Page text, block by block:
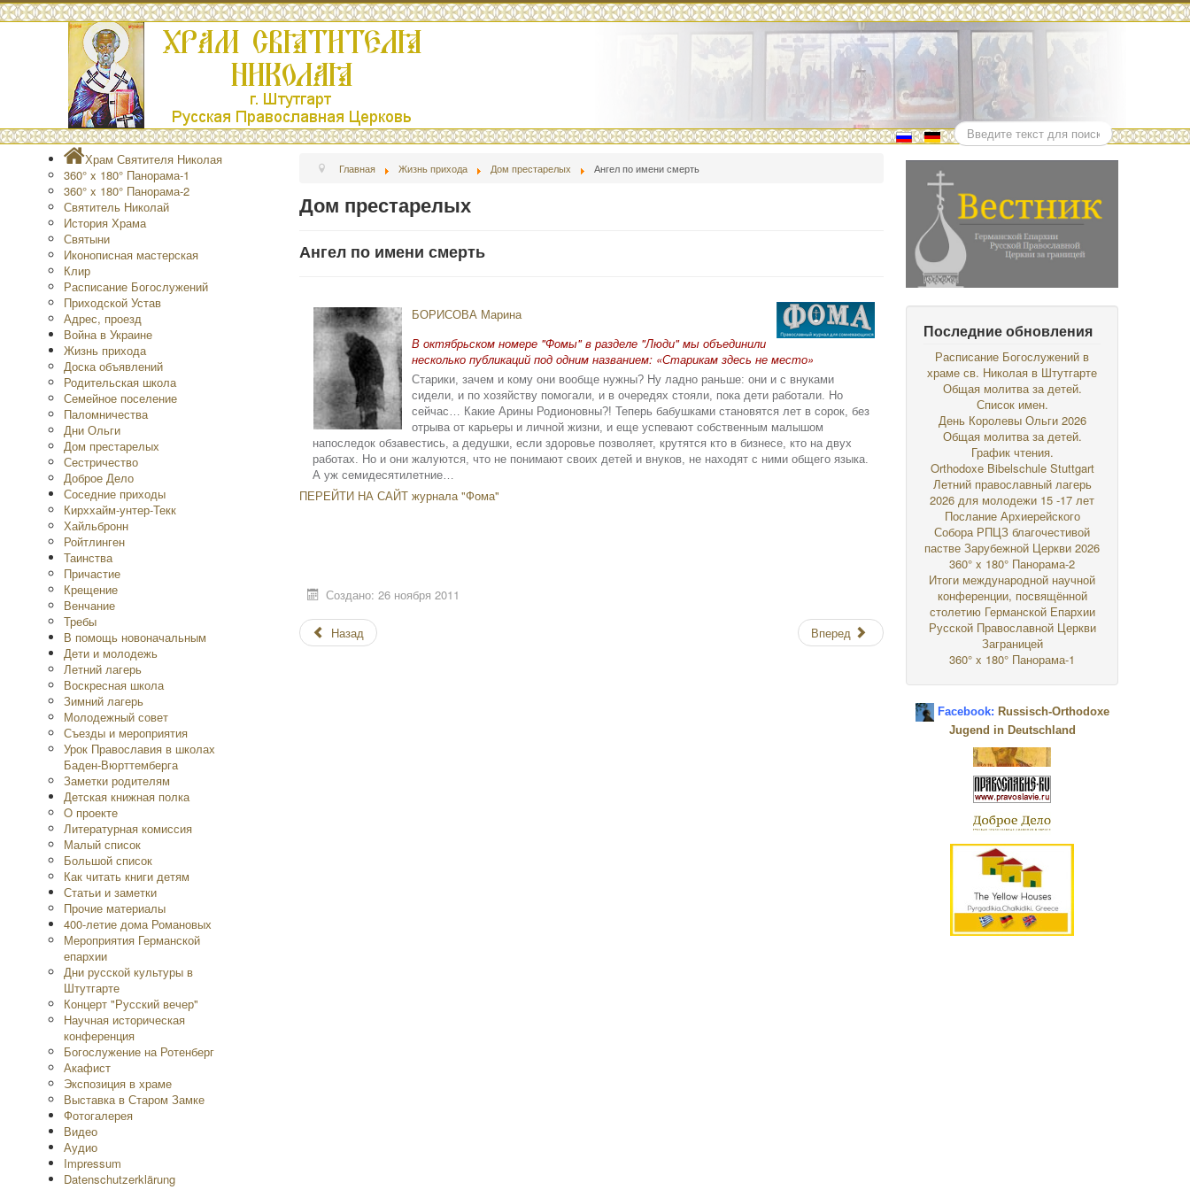
Поиск
Храм Святителя Николая
360° x 180° Панорама-1
360° x 180° Панорама-2
Святитель Николай
История Храма
Святыни
Иконописная мастерская
Клир
Расписание Богослужений
Приходской Устав
Адрес, проезд
Война в Украине
Жизнь прихода
Доска объявлений
Родительская школа
Семейное поселение
Паломничества
Дни Ольги
Дом престарелых
Сестричество
Доброе Дело
Соседние приходы
Кирххайм-унтер-Текк
Хайльбронн
Ройтлинген
Таинства
Причастие
Крещение
Венчание
Требы
В помощь новоначальным
Дети и молодежь
Летний лагерь
Воскресная школа
Зимний лагерь
Молодежный совет
Съезды и мероприятия
Урок Православия в школах
Баден-Вюрттемберга
Заметки родителям
Детская книжная полка
O проекте
Литературная комиссия
Малый список
Большой список
Как читать книги детям
Статьи и заметки
Прочие материалы
400-летие дома Романовых
Мероприятия Германской
епархии
Дни русской культуры в
Штутгарте
Концерт "Русский вечер"
Научная историческая
конференция
Богослужение на Ротенберг
Акафист
Экспозиция в храме
Выставка в Старом Замке
Фотогалерея
Видео
Аудио
Impressum
Datenschutzerklärung
Главная Жизнь прихода Дом престарелых Ангел по имени смерть
Дом престарелых
Ангел по имени смерть
БОРИСОВА Марина
В октябрьском номере "Фомы" в разделе "Люди" мы объединили
несколько публикаций под одним названием: «Старикам здесь не место»
Старики, зачем и кому они вообще нужны? Ну ладно раньше: они и с внуками
сидели, и по хозяйству помогали, и в очередях стояли, пока дети работали. Но
сейчас… Какие Арины Родионовны?! Теперь бабушками становятся лет в сорок, без
отрыва от карьеры и личной жизни, и еще успевают собственным малышом
напоследок обзавестись, а дедушки, если здоровье позволяет, крутятся кто в бизнесе, кто на двух
работах. Но и они жалуются, что не понимают своих детей и внуков, не находят с ними общего языка.
А уж семидесятилетние…
ПЕРЕЙТИ НА САЙТ журнала "Фома"
Создано: 26 ноября 2011
Назад Вперед
Последние обновления
Расписание Богослужений в
храме св. Николая в Штутгарте
Общая молитва за детей.
Список имен.
День Королевы Ольги 2026
Общая молитва за детей.
График чтения.
Orthodoxe Bibelschule Stuttgart
Летний православный лагерь
2026 для молодежи 15 -17 лет
Послание Архиерейского
Собора РПЦЗ благочестивой
пастве Зарубежной Церкви 2026
360° x 180° Панорама-2
Итоги международной научной
конференции, посвящённой
столетию Германской Епархии
Русской Православной Церкви
Заграницей
360° x 180° Панорама-1
Facebook: Russisch-Orthodoxe
Jugend in Deutschland